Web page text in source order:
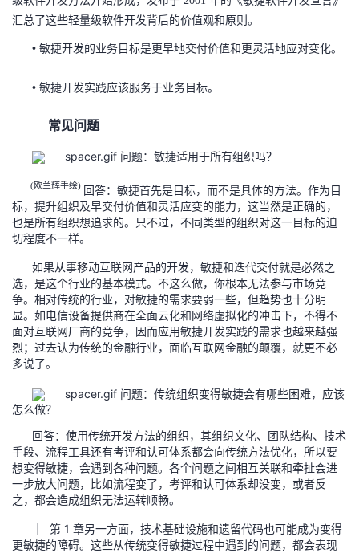
汇总了这些轻量级软件开发背后的价值观和原则。
• 敏捷开发的业务目标是更早地交付价值和更灵活地应对变化。
• 敏捷开发实践应该服务于业务目标。
常见问题
问题：敏捷适用于所有组织吗？
(欧兰辉手绘) 回答：敏捷首先是目标，而不是具体的方法。作为目
标，提升组织及早交付价值和灵活应变的能力，这当然是正确的，
也是所有组织想追求的。只不过，不同类型的组织对这一目标的迫
切程度不一样。
如果从事移动互联网产品的开发，敏捷和迭代交付就是必然之
选，是这个行业的基本模式。不这么做，你根本无法参与市场竞
争。相对传统的行业，对敏捷的需求要弱一些，但趋势也十分明
显。如电信设备提供商在全面云化和网络虚拟化的冲击下，不得不
面对互联网厂商的竞争，因而应用敏捷开发实践的需求也越来越强
烈；过去认为传统的金融行业，面临互联网金融的颠覆，就更不必
多说了。
问题：传统组织变得敏捷会有哪些困难，应该
怎么做？
回答：使用传统开发方法的组织，其组织文化、团队结构、技术
手段、流程工具还有考评和认可体系都会向传统方法优化，所以要
想变得敏捷，会遇到各种问题。各个问题之间相互关联和牵扯会进
一步放大问题，比如流程变了，考评和认可体系却没变，或者反
之，都会造成组织无法运转顺畅。
｜ 第 1 章另一方面，技术基础设施和遗留代码也可能成为变得
更敏捷的障碍。这些从传统变得敏捷过程中遇到的问题，都会表现